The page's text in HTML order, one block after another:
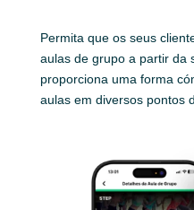
Permita que os seus
aulas de grupo a partir da
proporciona uma forma
aulas em diversos pontos